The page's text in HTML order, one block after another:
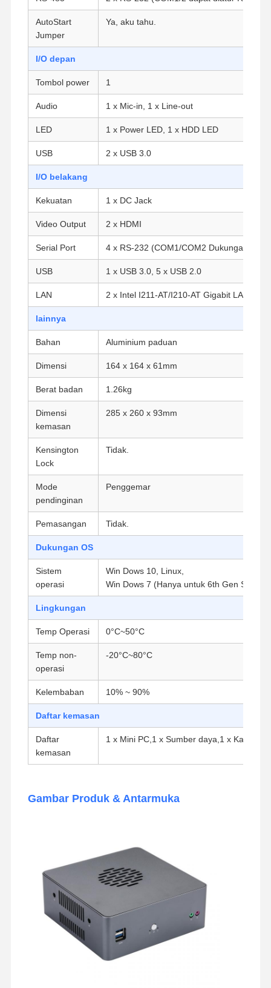
Kontrol
Kualitas
Hubungi
Kami
Firewall Mini PC
PC Mini POE
NAS Mini PC
Celeron Mini PC
Core Mini PC
PC Mini Kantor
Motherboard Industri
Motherboard Firewall
AutoStart
Jumper
Ya, aku tahu.
I/O depan
Tombol power 1
Audio 1 x Mic-in, 1 x Line-out
LED 1 x Power LED, 1 x HDD LED
USB 2 x USB 3.0
I/O belakang
Kekuatan 1 x DC Jack
Video Output 2 x HDMI
Serial Port 4 x RS-232 (COM1/COM2 Dukungan 5V/
USB 1 x USB 3.0, 5 x USB 2.0
LAN 2 x Intel I211-AT/I210-AT Gigabit LAN
lainnya
Bahan Aluminium paduan
Dimensi 164 x 164 x 61mm
Berat badan 1.26kg
Dimensi
kemasan
285 x 260 x 93mm
Kensington
Lock
Tidak.
Mode
pendinginan
Penggemar
Pemasangan Tidak.
Dukungan OS
Sistem
operasi
Win Dows 10, Linux,
Win Dows 7 (Hanya untuk 6th Gen
Lingkungan
Temp Operasi 0°C~50°C
Temp non-
operasi
-20°C~80°C
Kelembaban 10% ~ 90%
Daftar kemasan
Daftar
kemasan
1 x Mini PC,1 x Sumber daya,1 x Kabel
Gambar Produk & Antarmuka